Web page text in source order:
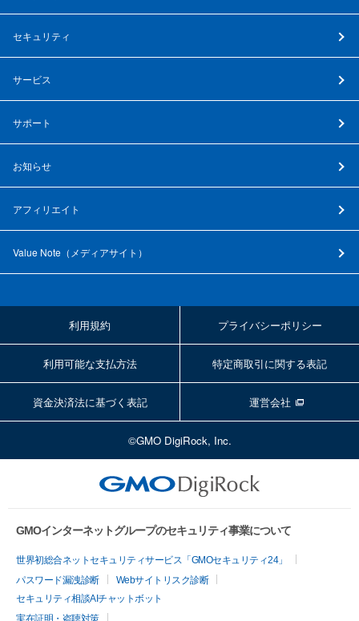
セキュリティ
サービス
サポート
お知らせ
アフィリエイト
Value Note（ メディアサイト ）
利用規約 プライバシーポリシー
利用可能な支払方法 特定商取引に関する表記
資金決済法に基づく表記 運営会社
©GMO DigiRock, Inc.
GMOインターネットグループのセキュリティ事業について
世界初総合ネットセキュリティサービス「GMOセキュリティ24」
パスワード漏洩診断
Webサイトリスク診断
セキュリティ相談AIチャットボット
実在証明・盗聴対策